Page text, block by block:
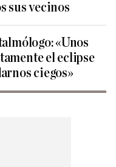
sus vecinos
«Unos
el eclipse
ciegos»